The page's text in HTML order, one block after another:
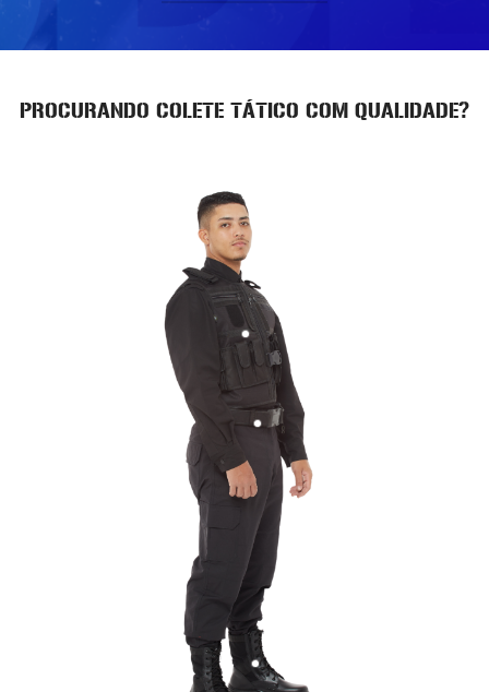
PROCURANDO COLETE TÁTICO COM QUALIDADE?